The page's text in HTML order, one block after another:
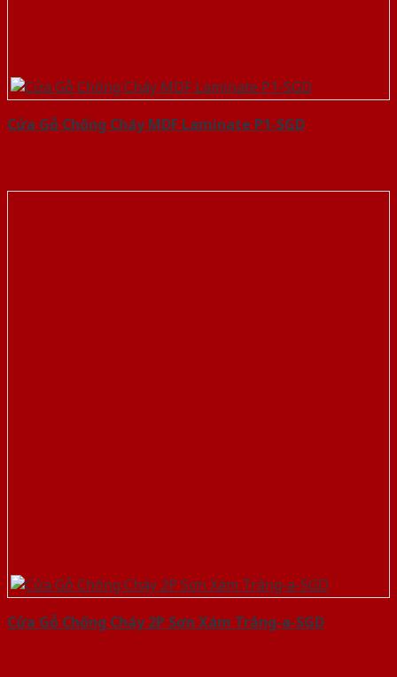
Cửa Gỗ Chống Cháy MDF Laminate P1-SGD
Cửa Gỗ Chống Cháy 2P Sơn Xám Trắng-a-SGD